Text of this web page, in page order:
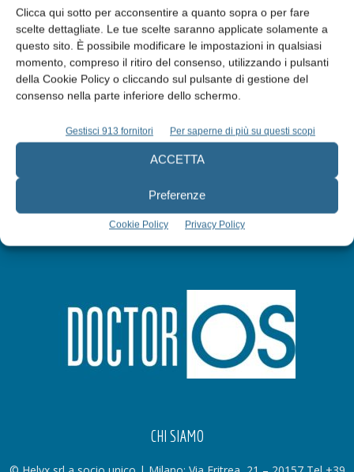
Clicca qui sotto per acconsentire a quanto sopra o per fare
scelte dettagliate. Le tue scelte saranno applicate solamente a
questo sito. È possibile modificare le impostazioni in qualsiasi
momento, compreso il ritiro del consenso, utilizzando i pulsanti
della Cookie Policy o cliccando sul pulsante di gestione del
consenso nella parte inferiore dello schermo.
Gestisci 913 fornitori Per saperne di più su questi scopi
ACCETTA
Preferenze
Cookie Policy Privacy Policy
Edicola web
Abbonati
Iscriviti alla newsletter
CHI SIAMO